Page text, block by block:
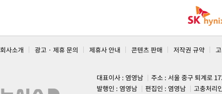
회사소개 광고 · 제휴 문의 제휴사 안내 콘텐츠 판매 저작권 규약
대표이사 : 염영남
주소 : 서울 중구 퇴계로
발행인 : 염영남
편집인 : 염영남
고충처리